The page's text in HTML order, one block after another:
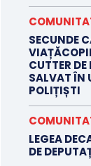
SECUNDE
CUTTER
SALVAT ÎN
POLIȚIȘTI
LEGEA
DE